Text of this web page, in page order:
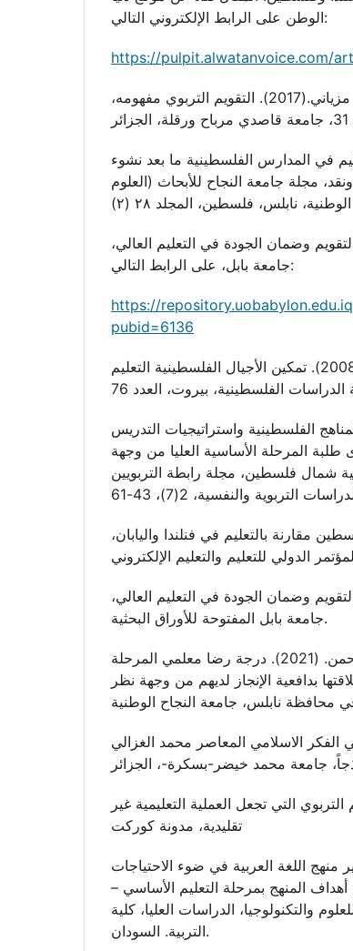
الوطن على الرابط الإلكتروني التالي:
https://pulpit.alwatanvoice.com/
دحدحي، إسماعيل. والوناس، مزياني.(2017). التقويم التربوي مفهومه،
واقع التعليم في المدارس الفلسطينية ما بعد نشوء
مجلة جامعة النجاح للأبحاث (العلوم
التقييم والتقويم وضمان الجودة في التعليم العالي،
جامعة بابل، على الرابط التالي:
https://
pubid=6136
جرباوي، تفيدة، و نخلة، خليل. (2008). تمكين الأجيال الفلسطينية التعليم
الفلسطينية، بيروت، العدد 76
(2023). دور المناهج الفلسطينية واستراتيجيات التدريس
طلبة المرحلة الأساسية العليا من وجهة
شمال فلسطين، مجلة رابطة التربويين
التربوية والنفسية، 2(7)، 43-61
في فلسطين مقارنة بالتعليم في فنلندا واليابان،
التقييم والتقويم وضمان الجودة في التعليم العالي،
جامعة بابل المفتوحة للأوراق البحثية.
عبد الله، نجوى محمد عبد الرحمن. (2021). درجة رضا معلمي المرحلة
بدافعية الإنجاز لديهم من وجهة نظر
التربية في الفكر الاسلامي المعاصر محمد الغزالي
التقويم التربوي التي تجعل العملية التعليمية غير
تقليدية، مدونة كوركت
خلود.(2002). تطوير منهج اللغة العربية في ضوء الاحتياجات
المنهج بمرحلة التعليم الأساسي –
والتكنولوجيا، الدراسات العليا، كلية
التربية. السودان.